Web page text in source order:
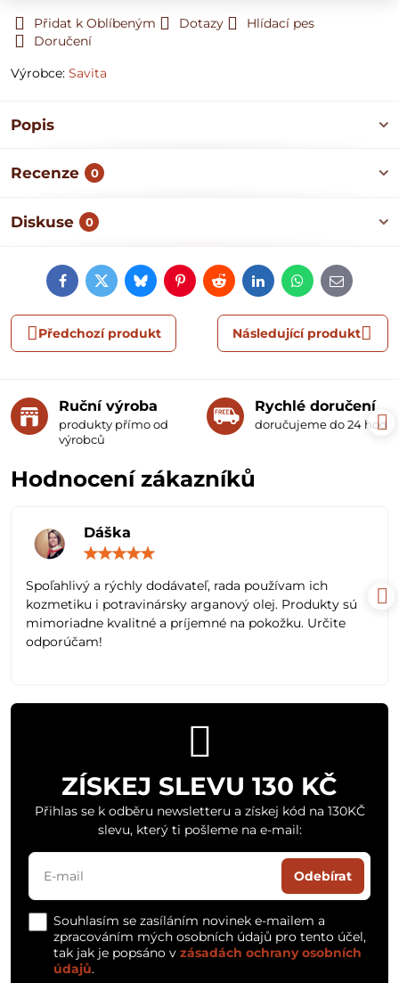
Přidat k Oblíbeným Dotazy
Hlídací pes
Doručení
Výrobce: Savita
Popis
Recenze 0
Diskuse 0
FacebookTwitterBlueskyPinterestRedditLinkedInWhatsApp
E-
mail
Předchozí produkt Následující produkt
Ruční výroba
produkty přímo od
výrobců
Rychlé doručení
doručujeme do 24 hodin
Hodnocení zákazníků
Dáška
5
Spoľahlivý a rýchly dodávateľ, rada používam ich
kozmetiku i potravinársky arganový olej. Produkty sú
mimoriadne kvalitné a príjemné na pokožku. Určite
odporúčam!
ZÍSKEJ SLEVU 130 KČ
Přihlas se k odběru newsletteru a získej kód na 130KČ
slevu, který ti pošleme na e-mail:
Odebírat
Souhlasím se zasíláním novinek e-mailem a
zpracováním mých osobních údajů pro tento účel,
tak jak je popsáno v zásadách ochrany osobních
údajů.